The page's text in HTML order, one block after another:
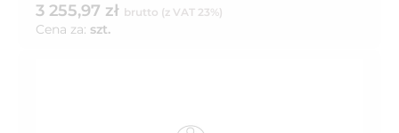
3 255,97 zł brutto (z VAT 23%)
Cena za: szt.